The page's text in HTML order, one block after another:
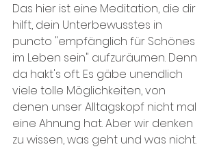
Das hier ist eine Meditation, die dir
hilft, dein Unterbewusstes in
puncto "empfänglich für Schönes
im Leben sein" aufzuräumen. Denn
da hakt's oft. Es gäbe unendlich
viele tolle Möglichkeiten, von
denen unser Alltagskopf nicht mal
eine Ahnung hat. Aber wir denken
zu wissen, was geht und was nicht.